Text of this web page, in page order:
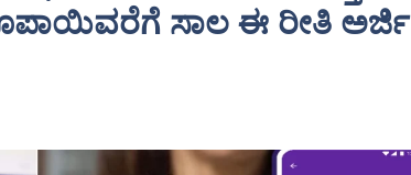
ಸಾಲ ಈ ರೀತಿ ಅರ್ಜಿ